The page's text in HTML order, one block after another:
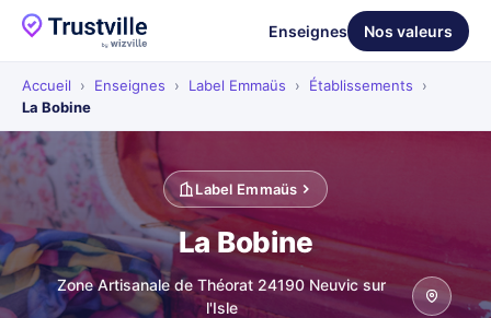
Enseignes Nos valeurs
Accueil › Enseignes › Label Emmaüs › Établissements
›
La Bobine
Label Emmaüs
La Bobine
Zone Artisanale de Théorat 24190 Neuvic sur
l'Isle